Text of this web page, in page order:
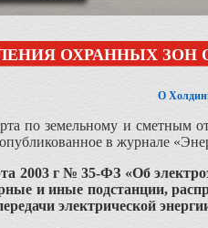
ОХРАННЫХ ЗОН
О
по земельному и сметным
в журнале
2003 г № 35-ФЗ «Об
и иные подстанции,
электрической